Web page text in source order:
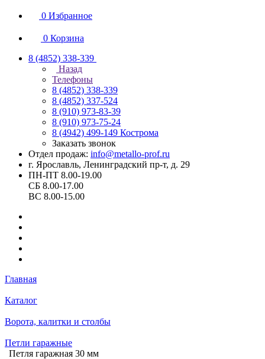
0 Избранное
0 Корзина
8 (4852) 338-339
Назад
Телефоны
8 (4852) 338-339
8 (4852) 337-524
8 (910) 973-83-39
8 (910) 973-75-24
8 (4942) 499-149 Кострома
Заказать звонок
Отдел продаж: info@metallo-prof.ru
г. Ярославль, Ленинградский пр-т, д. 29
ПН-ПТ 8.00-19.00
СБ 8.00-17.00
ВС 8.00-15.00
Главная
Каталог
Ворота, калитки и столбы
Петли гаражные
Петля гаражная 30 мм